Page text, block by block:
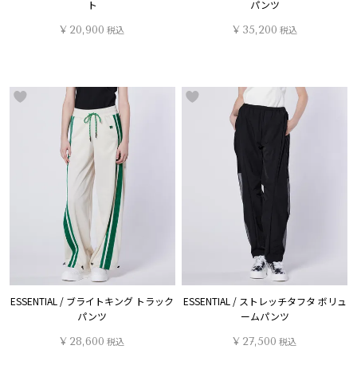
ト
¥ 20,900 税込
パンツ
¥ 35,200 税込
ESSENTIAL / ブライトキング トラック
パンツ
¥ 28,600 税込
ESSENTIAL / ストレッチタフタ ボリュ
ームパンツ
¥ 27,500 税込